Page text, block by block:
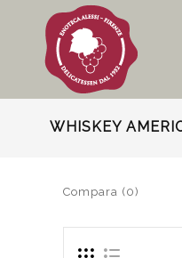
WHISKEY
Compara (0)